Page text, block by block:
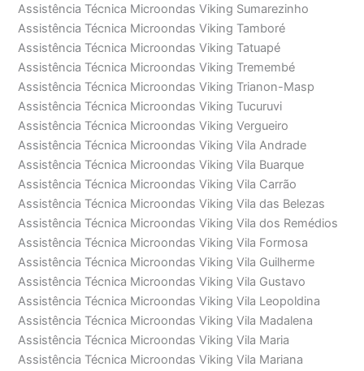
Assistência Técnica Microondas Viking Sumarezinho
Assistência Técnica Microondas Viking Tamboré
Assistência Técnica Microondas Viking Tatuapé
Assistência Técnica Microondas Viking Tremembé
Assistência Técnica Microondas Viking Trianon-Masp
Assistência Técnica Microondas Viking Tucuruvi
Assistência Técnica Microondas Viking Vergueiro
Assistência Técnica Microondas Viking Vila Andrade
Assistência Técnica Microondas Viking Vila Buarque
Assistência Técnica Microondas Viking Vila Carrão
Assistência Técnica Microondas Viking Vila das Belezas
Assistência Técnica Microondas Viking Vila dos Remédios
Assistência Técnica Microondas Viking Vila Formosa
Assistência Técnica Microondas Viking Vila Guilherme
Assistência Técnica Microondas Viking Vila Gustavo
Assistência Técnica Microondas Viking Vila Leopoldina
Assistência Técnica Microondas Viking Vila Madalena
Assistência Técnica Microondas Viking Vila Maria
Assistência Técnica Microondas Viking Vila Mariana